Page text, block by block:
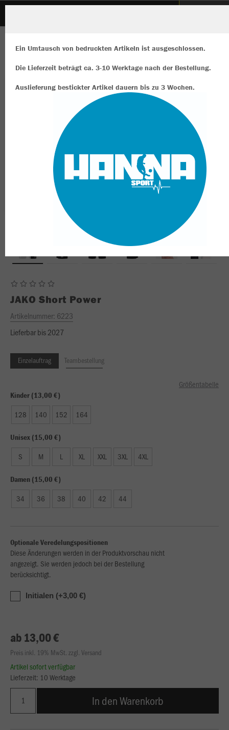
JAKO Short Power
Artikelnummer: 6223
Lieferbar bis 2027
Einzelauftrag Teambestellung
Größentabelle
Kinder (13,00 €)
128 140 152 164
Unisex (15,00 €)
S M L XL XXL 3XL 4XL
Damen (15,00 €)
34 36 38 40 42 44
Optionale Veredelungspositionen
Diese Änderungen werden in der Produktvorschau nicht
angezeigt. Sie werden jedoch bei der Bestellung
berücksichtigt.
Initialen (+3,00 €)
ab 13,00 €
Preis inkl. 19% MwSt. zzgl. Versand
Artikel sofort verfügbar
Lieferzeit: 10 Werktage
In den Warenkorb
Ein Umtausch von bedruckten Artikeln ist ausgeschlossen.
Die Lieferzeit beträgt ca. 3-10 Werktage nach der Bestellung.
Auslieferung bestickter Artikel dauern bis zu 3 Wochen.
Wir verwenden Cookies
Durch die Analyse der Besucherdaten können wir dir personalisierte
Inhalte anzeigen und unsere Website verbessern. Weitere
zu den Cookies findest Du in den Einstellungen.
Alle ablehnen
mehr Infos